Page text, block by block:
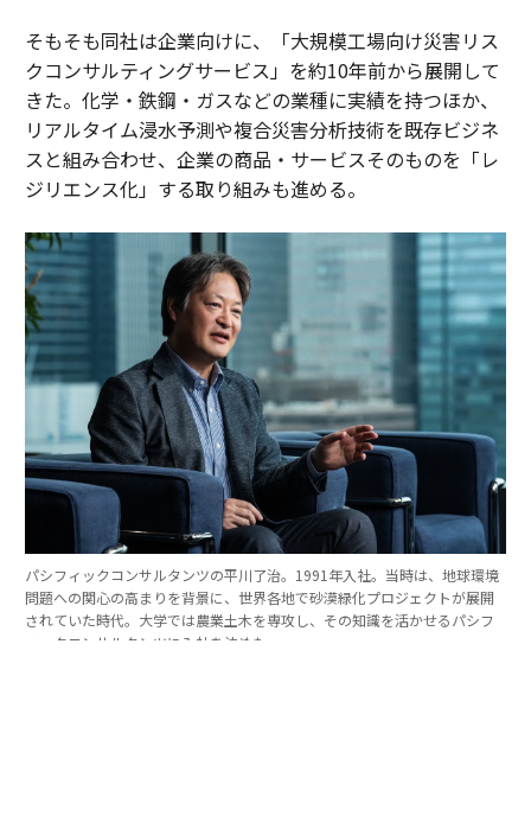
そもそも同社は企業向けに、「大規模工場向け災害リス
クコンサルティングサービス」を約10年前から展開して
きた。化学・鉄鋼・ガスなどの業種に実績を持つほか、
リアルタイム浸水予測や複合災害分析技術を既存ビジネ
スと組み合わせ、企業の商品・サービスそのものを「レ
ジリエンス化」する取り組みも進める。
パシフィックコンサルタンツの平川了治。1991年入社。当時は、地球環境
問題への関心の高まりを背景に、世界各地で砂漠緑化プロジェクトが展開
されていた時代。大学では農業土木を専攻し、その知識を活かせるパシフ
ィックコンサルタンツに入社を決めた。